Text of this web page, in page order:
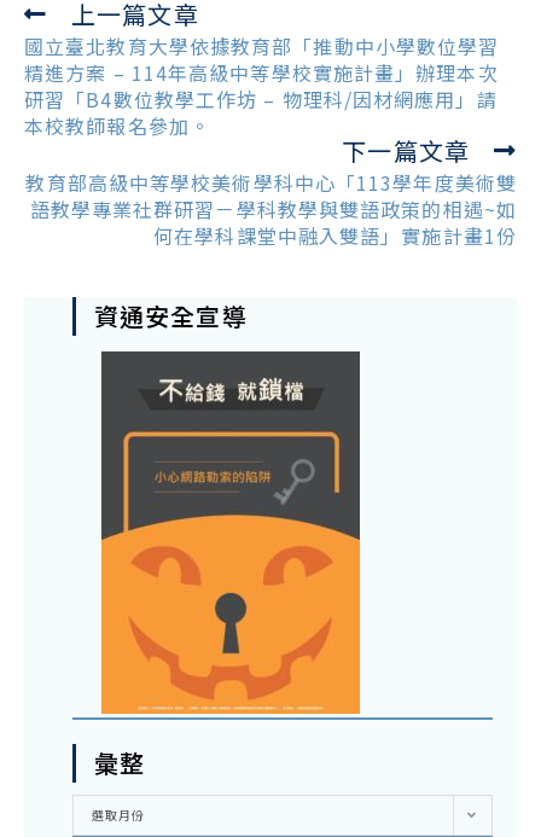
Read
more
articles
上一篇文章
國立臺北教育大學依據教育部「推動中小學數位學習
精進方案 – 114年高級中等學校實施計畫」辦理本次
研習「B4數位教學工作坊 – 物理科/因材網應用」請
本校教師報名參加。
下一篇文章
教育部高級中等學校美術學科中心「113學年度美術雙
語教學專業社群研習－學科教學與雙語政策的相遇~如
何在學科課堂中融入雙語」實施計畫1份
資通安全宣導
彙整
彙
選取月份